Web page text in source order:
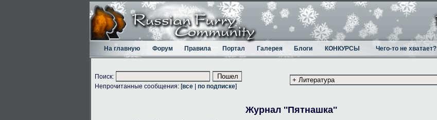
На главную Форум Правила Портал Галерея Блоги КОНКУРСЫ Чего-то не хватает?
Поиск:
Непрочитанные сообщения: [все по подписке]
Журнал ''Пятнашка''